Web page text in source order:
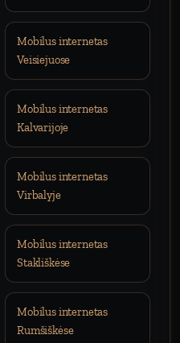
Mobilus internetas
Veisiejuose
Mobilus internetas
Kalvarijoje
Mobilus internetas
Virbalyje
Mobilus internetas
Stakliškėse
Mobilus internetas
Rumšiškėse